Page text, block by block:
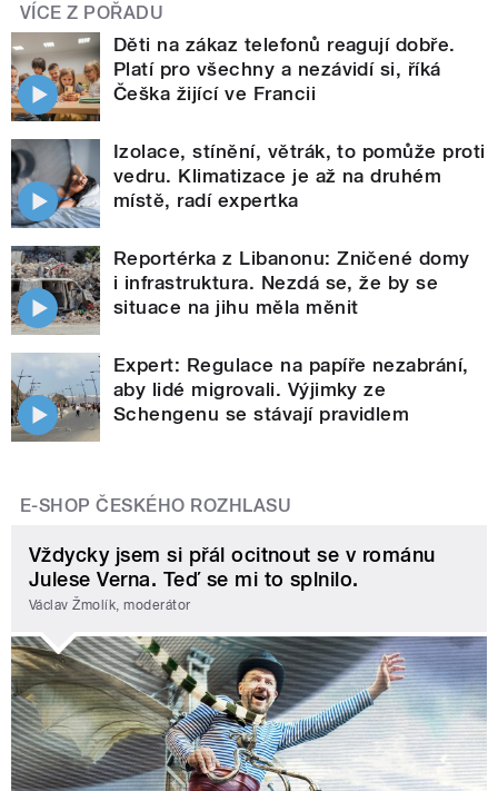
VÍCE Z POŘADU
Děti na zákaz telefonů reagují dobře.
Platí pro všechny a nezávidí si, říká
Češka žijící ve Francii
Izolace, stínění, větrák, to pomůže proti
vedru. Klimatizace je až na druhém
místě, radí expertka
Reportérka z Libanonu: Zničené domy
i infrastruktura. Nezdá se, že by se
situace na jihu měla měnit
Expert: Regulace na papíře nezabrání,
aby lidé migrovali. Výjimky ze
Schengenu se stávají pravidlem
E-SHOP ČESKÉHO ROZHLASU
Vždycky jsem si přál ocitnout se v románu
Julese Verna. Teď se mi to splnilo.
Václav Žmolík, moderátor